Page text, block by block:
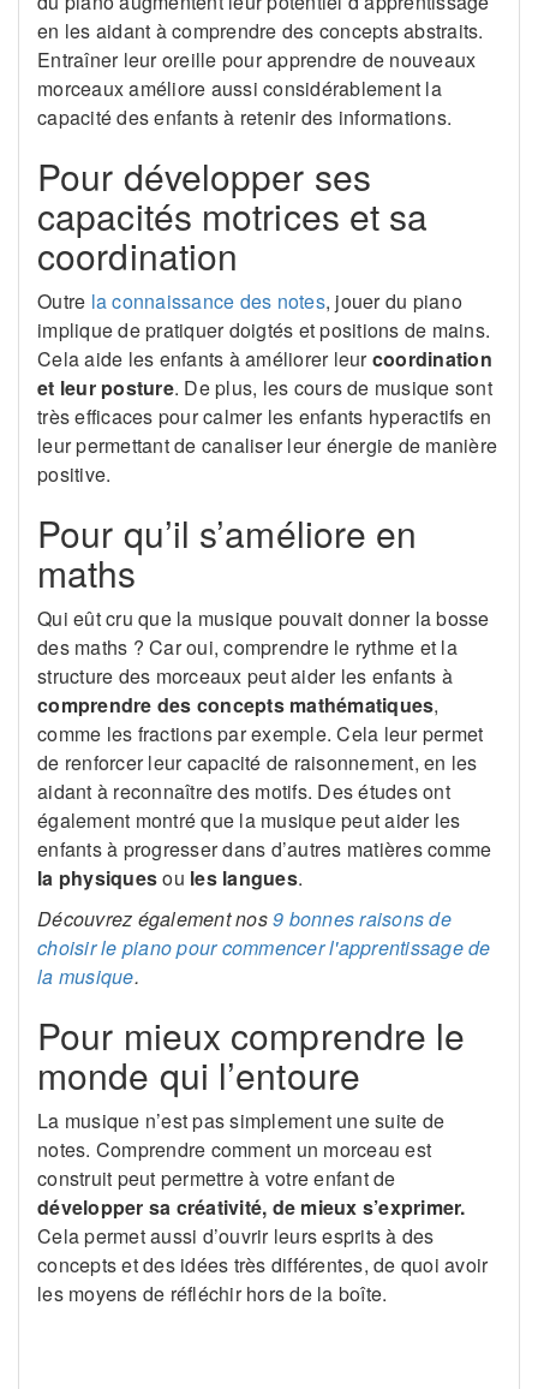
en les aidant à comprendre des concepts abstraits.
Entraîner leur oreille pour apprendre de nouveaux
morceaux améliore aussi considérablement la
capacité des enfants à retenir des informations.
Pour développer ses
capacités motrices et sa
coordination
Outre la connaissance des notes, jouer du piano
implique de pratiquer doigtés et positions de mains.
Cela aide les enfants à améliorer leurcoordination
et leur posture. De plus, les cours de musique sont
très efficaces pour calmer les enfants hyperactifs en
leur permettant de canaliser leur énergie de manière
positive.
Pour qu’il s’améliore en
maths
Qui eût cru que la musique pouvait donner la bosse
des maths ? Car oui, comprendre le rythme et la
structure des morceaux peut aider les enfants à
comprendre des concepts mathématiques,
comme les fractions par exemple. Cela leur permet
de renforcer leur capacité de raisonnement, en les
aidant à reconnaître des motifs. Des études ont
également montré que la musique peut aider les
enfants à progresser dans d’autres matières comme
la physiquesou les langues.
Découvrez également nos9 bonnes raisons de
choisir le piano pour commencer l'apprentissage de
la musique.
Pour mieux comprendre le
monde qui l’entoure
La musique n’est pas simplement une suite de
notes. Comprendre comment un morceau est
construit peut permettre à votre enfant de
développer sa créativité, de mieux s’exprimer.
Cela permet aussi d’ouvrir leurs esprits à des
concepts et des idées très différentes, de quoi avoir
les moyens de réfléchir hors de la boîte.